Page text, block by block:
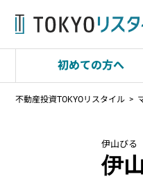
初めての方へ
不動産投資TOKYOリスタイル
伊山びる
伊